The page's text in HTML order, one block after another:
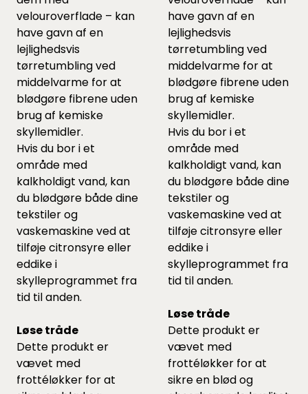
velouroverflade – kan
have gavn af en
lejlighedsvis
tørretumbling ved
middelvarme for at
blødgøre fibrene uden
brug af kemiske
skyllemidler.
Hvis du bor i et
område med
kalkholdigt vand, kan
du blødgøre både dine
tekstiler og
vaskemaskine ved at
tilføje citronsyre eller
eddike i
skylleprogrammet fra
tid til anden.
Løse tråde
Dette produkt er
vævet med
frottéløkker for at
have gavn af en
lejlighedsvis
tørretumbling ved
middelvarme for at
blødgøre fibrene uden
brug af kemiske
skyllemidler.
Hvis du bor i et
område med
kalkholdigt vand, kan
du blødgøre både dine
tekstiler og
vaskemaskine ved at
tilføje citronsyre eller
eddike i
skylleprogrammet fra
tid til anden.
Løse tråde
Dette produkt er
vævet med
frottéløkker for at
sikre en blød og